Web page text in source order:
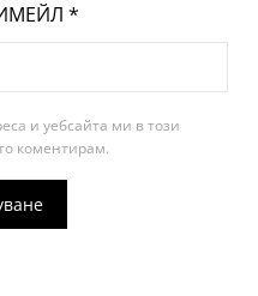
*
и уебсайта ми в този
коментирам.